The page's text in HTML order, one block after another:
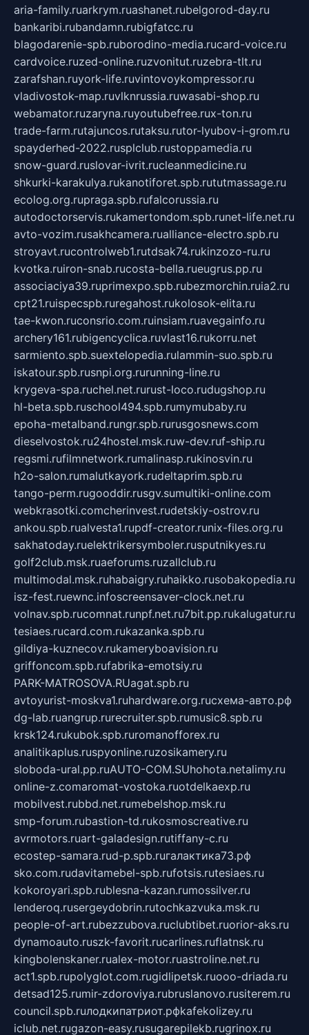
aria-family.ruarkrym.ruashanet.rubelgorod-day.ru
bankaribi.rubandamn.rubigfatcc.ru
blagodarenie-spb.ruborodino-media.rucard-voice.ru
cardvoice.ruzed-online.ruzvonitut.ruzebra-tlt.ru
zarafshan.ruyork-life.ruvintovoykompressor.ru
vladivostok-map.ruvlknrussia.ruwasabi-shop.ru
webamator.ruzaryna.ruyoutubefree.rux-ton.ru
trade-farm.rutajuncos.rutaksu.rutor-lyubov-i-grom.ru
spayderhed-2022.rusplclub.rustoppamedia.ru
snow-guard.ruslovar-ivrit.rucleanmedicine.ru
shkurki-karakulya.rukanotiforet.spb.rututmassage.ru
ecolog.org.rupraga.spb.rufalcorussia.ru
autodoctorservis.rukamertondom.spb.runet-life.net.ru
avto-vozim.rusakhcamera.rualliance-electro.spb.ru
stroyavt.rucontrolweb1.rutdsak74.rukinzozo-ru.ru
kvotka.ruiron-snab.rucosta-bella.rueugrus.pp.ru
associaciya39.ruprimexpo.spb.rubezmorchin.ruia2.ru
cpt21.ruispecspb.ruregahost.rukolosok-elita.ru
tae-kwon.ruconsrio.com.ruinsiam.ruavegainfo.ru
archery161.rubigencyclica.ruvlast16.rukorru.net
sarmiento.spb.suextelopedia.rulammin-suo.spb.ru
iskatour.spb.rusnpi.org.rurunning-line.ru
krygeva-spa.ruchel.net.rurust-loco.rudugshop.ru
hl-beta.spb.ruschool494.spb.rumymubaby.ru
epoha-metalband.rungr.spb.rurusgosnews.com
dieselvostok.ru24hostel.msk.ruw-dev.ruf-ship.ru
regsmi.rufilmnetwork.rumalinasp.rukinosvin.ru
h2o-salon.rumalutkayork.rudeltaprim.spb.ru
tango-perm.rugooddir.rusgv.sumultiki-online.com
webkrasotki.comcherinvest.rudetskiy-ostrov.ru
ankou.spb.rualvesta1.rupdf-creator.runix-files.org.ru
sakhatoday.ruelektrikersymboler.rusputnikyes.ru
golf2club.msk.ruaeforums.ruzallclub.ru
multimodal.msk.ruhabaigry.ruhaikko.rusobakopedia.ru
isz-fest.ruewnc.infoscreensaver-clock.net.ru
volnav.spb.rucomnat.runpf.net.ru7bit.pp.rukalugatur.ru
tesiaes.rucard.com.rukazanka.spb.ru
gildiya-kuznecov.rukameryboavision.ru
griffoncom.spb.rufabrika-emotsiy.ru
PARK-MATROSOVA.RUagat.spb.ru
avtoyurist-moskva1.ruhardware.org.ruсхема-авто.рф
dg-lab.ruangrup.rurecruiter.spb.rumusic8.spb.ru
krsk124.rukubok.spb.ruromanofforex.ru
analitikaplus.ruspyonline.ruzosikamery.ru
sloboda-ural.pp.ruAUTO-COM.SUhohota.netalimy.ru
online-z.comaromat-vostoka.ruotdelkaexp.ru
mobilvest.rubbd.net.rumebelshop.msk.ru
smp-forum.rubastion-td.rukosmoscreative.ru
avrmotors.ruart-galadesign.rutiffany-c.ru
ecostep-samara.rud-p.spb.ruгалактика73.рф
sko.com.rudavitamebel-spb.rufotsis.rutesiaes.ru
kokoroyari.spb.rublesna-kazan.rumossilver.ru
lenderoq.rusergeydobrin.rutochkazvuka.msk.ru
people-of-art.rubezzubova.ruclubtibet.ruorior-aks.ru
dynamoauto.ruszk-favorit.rucarlines.ruflatnsk.ru
kingbolenskaner.rualex-motor.ruastroline.net.ru
act1.spb.rupolyglot.com.rugidlipetsk.ruooo-driada.ru
detsad125.rumir-zdoroviya.rubruslanovo.rusiterem.ru
council.spb.ruлодкипатриот.рфkafekolizey.ru
iclub.net.rugazon-easy.rusugarepilekb.rugrinox.ru